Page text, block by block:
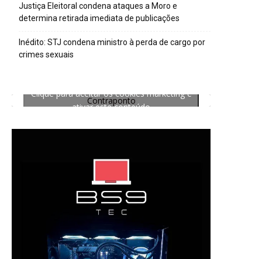
Justiça Eleitoral condena ataques a Moro e
determina retirada imediata de publicações
Inédito: STJ condena ministro à perda de cargo por
crimes sexuais
Contraponto
Clique para aceitar os cookies marketing e
ativar este conteúdo